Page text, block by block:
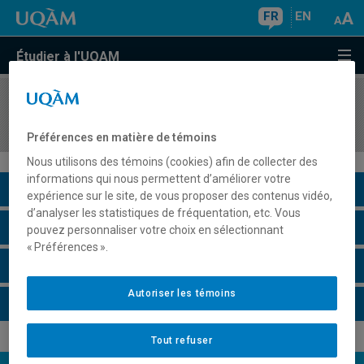
FR EN
Étudier à l'UQAM
COURS//
Description du cours
Horaire - Été 2026
Préférences en matière de témoins
Nous utilisons des témoins (cookies) afin de collecter des
informations qui nous permettent d’améliorer votre
expérience sur le site, de vous proposer des contenus vidéo,
d’analyser les statistiques de fréquentation, etc. Vous
pouvez personnaliser votre choix en sélectionnant
« Préférences ».
Tout refuser
Autoriser les témoins